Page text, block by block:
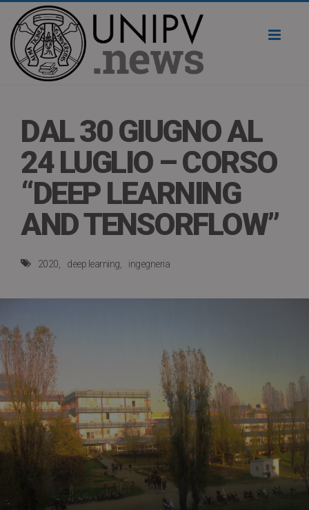
DAL 30 GIUGNO AL
24 LUGLIO – CORSO
“DEEP LEARNING
AND TENSORFLOW”
2020 deep learning ingegneria